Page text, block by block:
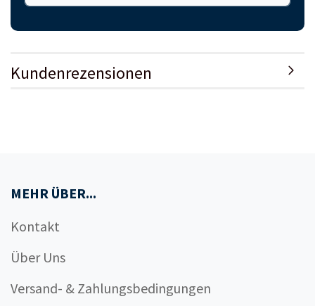
Kundenrezensionen
MEHR ÜBER...
Kontakt
Über Uns
Versand- & Zahlungsbedingungen